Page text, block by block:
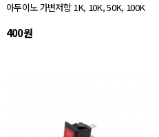
아두이노 가변저항 1K, 10K, 50K, 100K
400원